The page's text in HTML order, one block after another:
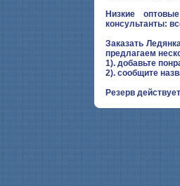
Низкие
консультанты:
Заказать
предлагаем
1). добавьте
2). сообщите
Резерв